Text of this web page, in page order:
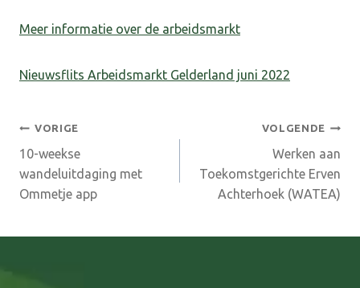
Meer informatie over de arbeidsmarkt
Nieuwsflits Arbeidsmarkt Gelderland juni 2022
Bericht
navigatie
VORIGE
10-weekse
wandeluitdaging met
Ommetje app
VOLGENDE
Werken aan
Toekomstgerichte Erven
Achterhoek (WATEA)